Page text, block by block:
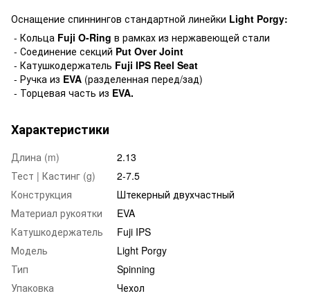
Оснащение спиннингов стандартной линейки Light Porgy:
- Кольца Fuji O-Ring в рамках из нержавеющей стали
- Соединение секций Put Over Joint
- Катушкодержатель Fuji IPS Reel Seat
- Ручка из EVA (разделенная перед/зад)
- Торцевая часть из EVA.
Характеристики
Длина (m)
2.13
Тест | Кастинг (g)
2-7.5
Конструкция
Штекерный двухчастный
Материал рукоятки
EVA
Катушкодержатель
Fuji IPS
Модель
Light Porgy
Тип
Spinning
Упаковка
Чехол